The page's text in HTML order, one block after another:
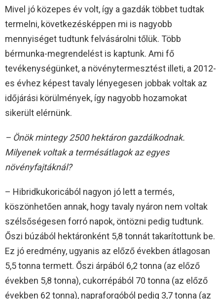
Mivel jó közepes év volt, így a gazdák többet tudtak
termelni, következésképpen mi is nagyobb
mennyiséget tudtunk felvásárolni tőlük. Több
bérmunka-megrendelést is kaptunk. Ami fő
tevékenységünket, a növénytermesztést illeti, a 2012-
es évhez képest tavaly lényegesen jobbak voltak az
időjárási körülmények, így nagyobb hozamokat
sikerült elérnünk.
– Önök mintegy 2500 hektáron gazdálkodnak.
Milyenek voltak a termésátlagok az egyes
növényfajtáknál?
– Hibridkukoricából nagyon jó lett a termés,
köszönhetően annak, hogy tavaly nyáron nem voltak
szélsőségesen forró napok, öntözni pedig tudtunk.
Őszi búzából hektáronként 5,8 tonnát takarítottunk be.
Ez jó eredmény, ugyanis az előző években átlagosan
5,5 tonna termett. Őszi árpából 6,2 tonna (az előző
években 5,8 tonna), cukorrépából 70 tonna (az előző
években 62 tonna), napraforgóból pedig 3,7 tonna (az